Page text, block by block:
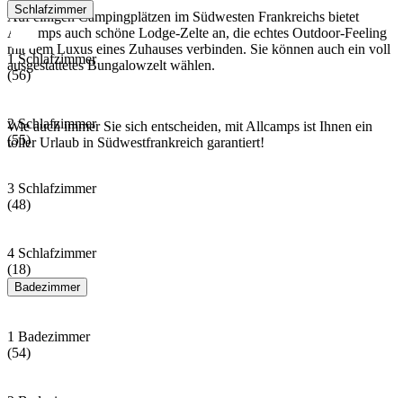
Auf einigen Campingplätzen im Südwesten Frankreichs bietet
Allcamps auch schöne Lodge-Zelte an, die echtes Outdoor-Feeling
mit dem Luxus eines Zuhauses verbinden. Sie können auch ein voll
ausgestattetes Bungalowzelt wählen.
Wie auch immer Sie sich entscheiden, mit Allcamps ist Ihnen ein
toller Urlaub in Südwestfrankreich garantiert!
Schlafzimmer
1 Schlafzimmer
(56)
2 Schlafzimmer
(55)
3 Schlafzimmer
(48)
4 Schlafzimmer
(18)
Badezimmer
1 Badezimmer
(54)